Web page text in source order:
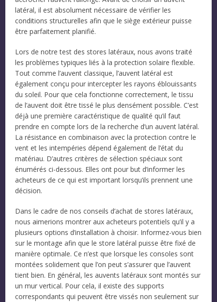
latéral, il est absolument nécessaire de vérifier les
conditions structurelles afin que le siège extérieur puisse
être parfaitement planifié.
Lors de notre test des stores latéraux, nous avons traité
les problèmes typiques liés à la protection solaire flexible.
Tout comme l’auvent classique, l’auvent latéral est
également conçu pour intercepter les rayons éblouissants
du soleil. Pour que cela fonctionne correctement, le tissu
de l’auvent doit être tissé le plus densément possible. C’est
déjà une première caractéristique de qualité qu’il faut
prendre en compte lors de la recherche d’un auvent latéral.
La résistance en combinaison avec la protection contre le
vent et les intempéries dépend également de l’état du
matériau. D’autres critères de sélection spéciaux sont
énumérés ci-dessous. Elles ont pour but d’informer les
acheteurs de ce qui est important lorsqu’ils prennent une
décision.
Dans le cadre de nos conseils d’achat de stores latéraux,
nous aimerions montrer aux acheteurs potentiels qu’il y a
plusieurs options d’installation à choisir. Informez-vous bien
sur le montage afin que le store latéral puisse être fixé de
manière optimale. Ce n’est que lorsque les consoles sont
montées solidement que l’on peut s’assurer que l’auvent
tient bien. En général, les auvents latéraux sont montés sur
un mur vertical. Pour cela, il existe des supports
correspondants qui peuvent être vissés non seulement sur